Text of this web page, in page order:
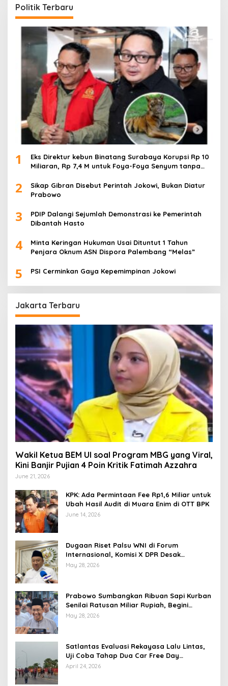
Politik Terbaru
1
Eks Direktur kebun Binatang Surabaya Korupsi Rp 10
Miliaran, Rp 7,4 M untuk Foya-Foya Senyum tanpa
2
Sikap Gibran Disebut Perintah Jokowi, Bukan Diatur
Prabowo
3
PDIP Dalangi Sejumlah Demonstrasi ke Pemerintah
Dibantah Hasto
4
Minta Keringan Hukuman Usai Dituntut 1 Tahun
Penjara Oknum ASN Dispora Palembang “Melas”
5 PSI Cerminkan Gaya Kepemimpinan Jokowi
Jakarta Terbaru
Wakil Ketua BEM UI soal Program MBG yang Viral,
Kini Banjir Pujian 4 Poin Kritik Fatimah Azzahra
June 21, 2026
KPK: Ada Permintaan Fee Rp1,6 Miliar untuk
Ubah Hasil Audit di Muara Enim di OTT BPK
June 14, 2026
Dugaan Riset Palsu WNI di Forum
Internasional, Komisi X DPR Desak
Investigasi dan Penegakan Sanksi Etik
May 28, 2026
Prabowo Sumbangkan Ribuan Sapi Kurban
Senilai Ratusan Miliar Rupiah, Begini
Tanggapan Menkeu Purbaya
May 28, 2026
Satlantas Evaluasi Rekayasa Lalu Lintas,
Uji Coba Tahap Dua Car Free Day
Palembang Diundur
April 24, 2026